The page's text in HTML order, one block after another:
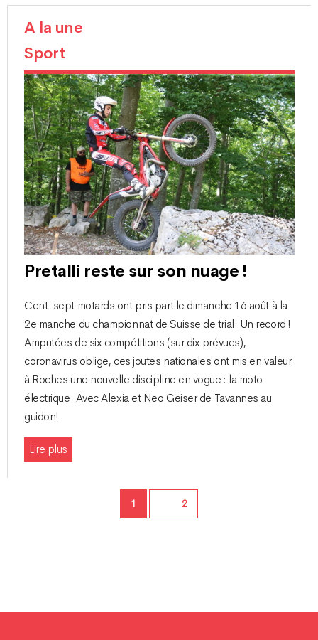
A la une
Sport
Pretalli reste sur son nuage !
Cent-sept motards ont pris part le dimanche 16 août à la
2e manche du championnat de Suisse de trial. Un record !
Amputées de six compétitions (sur dix prévues),
coronavirus oblige, ces joutes nationales ont mis en valeur
à Roches une nouvelle discipline en vogue : la moto
électrique. Avec Alexia et Neo Geiser de Tavannes au
guidon!
Lire plus
Page
1 Page2